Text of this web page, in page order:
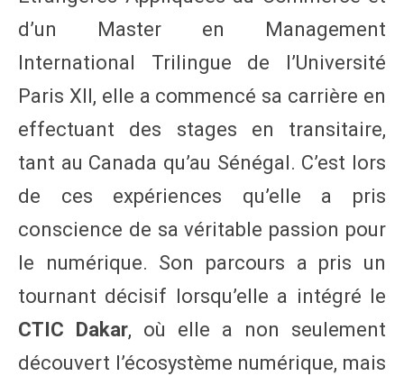
d’un Master en Management
International Trilingue de l’Université
Paris XII, elle a commencé sa carrière en
effectuant des stages en transitaire,
tant au Canada qu’au Sénégal. C’est lors
de ces expériences qu’elle a pris
conscience de sa véritable passion pour
le numérique. Son parcours a pris un
tournant décisif lorsqu’elle a intégré le
CTIC Dakar, où elle a non seulement
découvert l’écosystème numérique, mais